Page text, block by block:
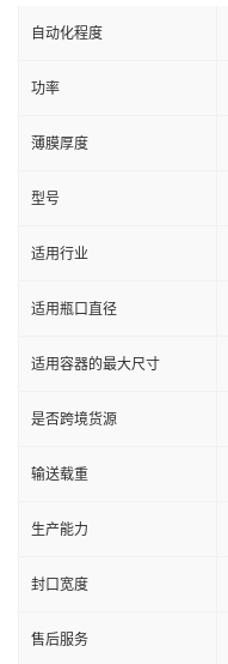
自动化程度
功率
薄膜厚度
型号
适用行业
适用瓶口直径
适用容器的最大尺寸
是否跨境货源
输送载重
生产能力
封口宽度
售后服务